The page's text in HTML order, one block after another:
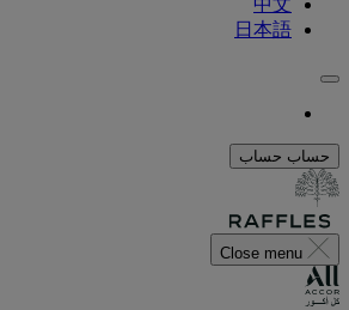
中文
日本語
حساب حساب
Close menu